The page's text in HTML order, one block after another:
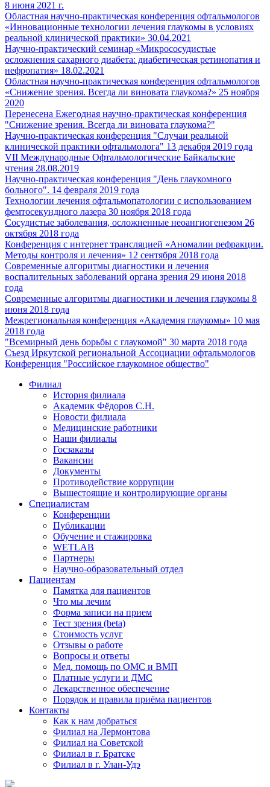
8 июня 2021 г.
Областная научно-практическая конференция офтальмологов
«Инновационные технологии лечения глаукомы в условиях
реальной клинической практики» 30.04.2021
Научно-практический семинар «Микрососудистые
осложнения сахарного диабета: диабетическая ретинопатия и
нефропатия» 18.02.2021
Областная научно-практическая конференция офтальмологов
«Снижение зрения. Всегда ли виновата глаукома?» 25 ноября
2020
Перенесена Ежегодная научно-практическая конференция
"Снижение зрения. Всегда ли виновата глаукома?"
Научно-практическая конференция "Случаи реальной
клинической практики офтальмолога" 13 декабря 2019 года
VII Международные Офтальмологические Байкальские
чтения 28.08.2019
Научно-практическая конференция "День глаукомного
больного". 14 февраля 2019 года
Технологии лечения офтальмопатологии с использованием
фемтосекундного лазера 30 ноября 2018 года
Сосудистые заболевания, осложненные неоангиогенезом 26
октября 2018 года
Конференция с интернет трансляцией «Aномалии рефракции.
Методы контроля и лечения» 12 сентября 2018 года
Современные алгоритмы диагностики и лечения
воспалительных заболеваний органа зрения 29 июня 2018
года
Современные алгоритмы диагностики и лечения глаукомы 8
июня 2018 года
Межрегиональная конференция «Академия глаукомы» 10 мая
2018 года
"Всемирный день борьбы с глаукомой" 30 марта 2018 года
Съезд Иркутской региональной Ассоциации офтальмологов
Конференция "Российское глаукомное общество"
Филиал
История филиала
Академик Фёдоров С.Н.
Новости филиала
Медицинские работники
Наши филиалы
Госзаказы
Вакансии
Документы
Противодействие коррупции
Вышестоящие и контролирующие органы
Специалистам
Конференции
Публикации
Обучение и стажировка
WETLAB
Партнеры
Научно-образовательный отдел
Пациентам
Памятка для пациентов
Что мы лечим
Форма записи на прием
Тест зрения (beta)
Стоимость услуг
Отзывы о работе
Вопросы и ответы
Мед. помощь по ОМС и ВМП
Платные услуги и ДМС
Лекарственное обеспечение
Порядок и правила приёма пациентов
Контакты
Как к нам добраться
Филиал на Лермонтова
Филиал на Советской
Филиал в г. Братске
Филиал в г. Улан-Удэ